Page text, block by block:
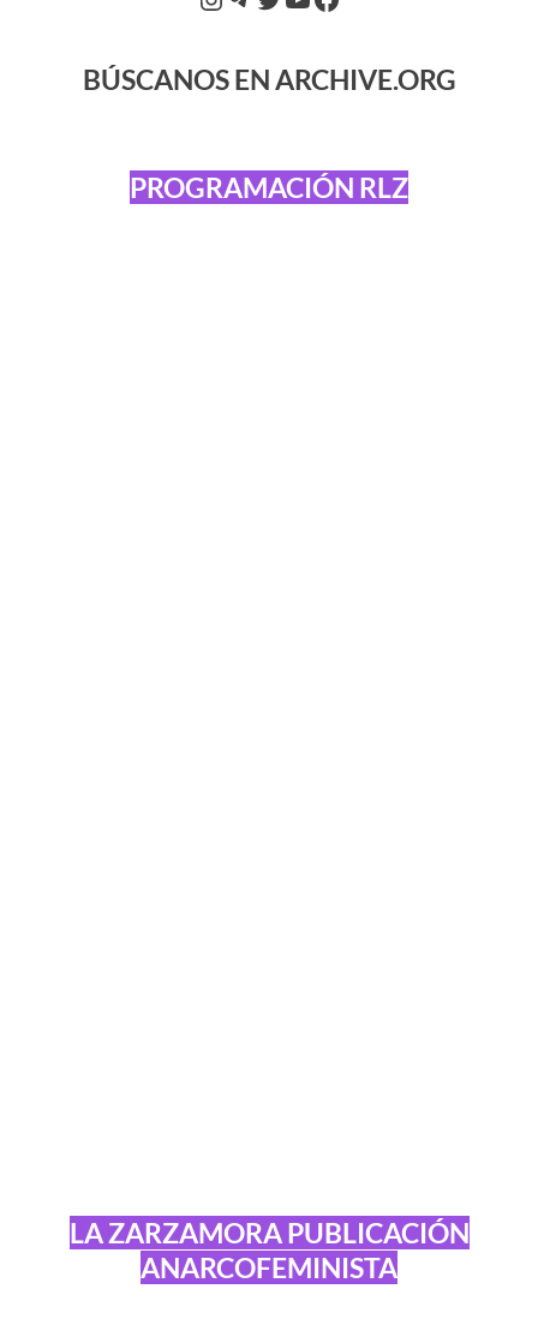
BÚSCANOS EN ARCHIVE.ORG
PROGRAMACIÓN RLZ
LA ZARZAMORA PUBLICACIÓN
ANARCOFEMINISTA